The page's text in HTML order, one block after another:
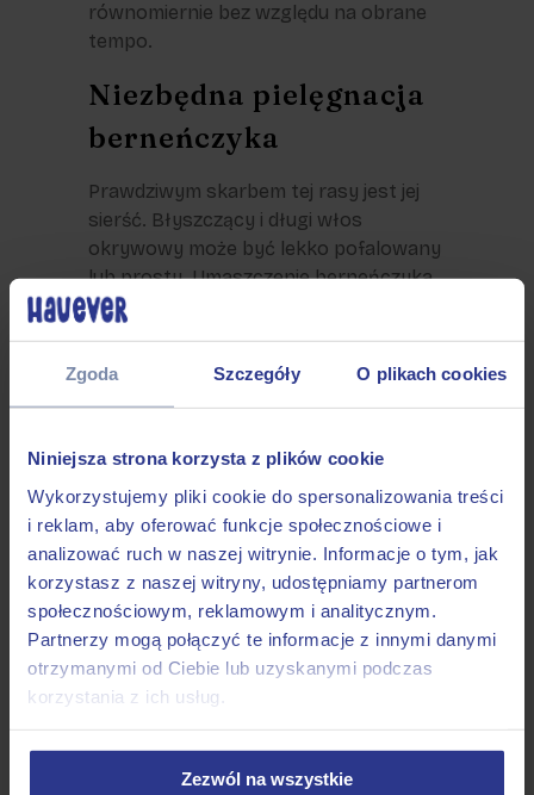
Zgoda Szczegóły O plikach cookies
Niniejsza strona korzysta z plików cookie
Wykorzystujemy pliki cookie do spersonalizowania treści
i reklam, aby oferować funkcje społecznościowe i
analizować ruch w naszej witrynie. Informacje o tym, jak
korzystasz z naszej witryny, udostępniamy partnerom
społecznościowym, reklamowym i analitycznym.
Partnerzy mogą połączyć te informacje z innymi danymi
otrzymanymi od Ciebie lub uzyskanymi podczas
korzystania z ich usług.
Zezwól na wszystkie
równomiernie bez względu na obrane
tempo.
Niezbędna pielęgnacja
berneńczyka
Prawdziwym skarbem tej rasy jest jej
sierść. Błyszczący i długi włos
okrywowy może być lekko pofalowany
lub prosty. Umaszczenie berneńczyka
jest typowe dla szwajcarskich psów
kolorem jest ciemna czerń, na której
występuje określone rozłożenie rudo-
znaczeń. Podpalanie kości na
klatce piersiowej wraz z bielą tworzącą
symetryczny rysunek (strzałka na
głowie, klatce piersiowej, łapy,
końcówka ogona).Berneńczyki
oczywiście linieją, ale ich włos nie
nastręcza wielu problemów – nie wbija
się w dywany. Warto co jakiś czas
wybrać się na wizytę do
pielęgnację i dokładnie oczyści szatę.